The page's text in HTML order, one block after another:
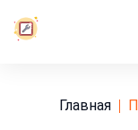
Главная